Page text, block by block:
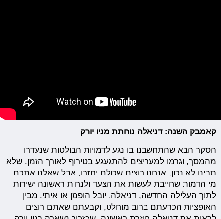
קאמבק השנה: דניאלה נוחתת מניו יורק
הסקר הבא שהתחשבנו בו נגע לדמויות הבולטות שנעדרו
מהמסך, וגרמו למעריצים להתגעגע בטירוף לאורך הזמן. שלא
תבינו לא נכון, אנחנו רוצים שכולם יחזרו, אבל שאלנו אתכם
מי הדמות שחייבת לעשות את הצעד ולנחות ראשונה ישירות
לתוך העלילה החדשה, דניאלה, יובל הופמן או איתי. מבין
האופציות הכרעתם ברוב מוחלט, וקבעתם שאתם רוצים